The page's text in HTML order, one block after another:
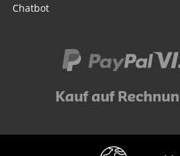
Chatbot
Kauf auf